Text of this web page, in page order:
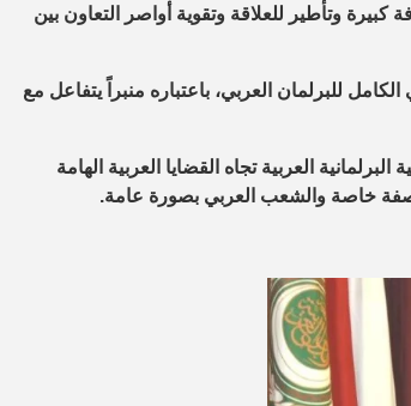
كبيرة وتأطير للعلاقة وتقوية أواصر التعاون بين
للبرلمان العربي، باعتباره منبراً يتفاعل مع
العربية تجاه القضايا العربية الهامة
بصفة خاصة والشعب العربي بصورة عامة.